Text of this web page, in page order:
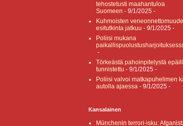
tehostetusti maahantuloa
Suomeen - 9/1/2025 -
Kuhmoisten
esitutkinta jatkuu - 9/1/2025 -
Poliisi mukana
-
Törkeästä pahoinpitelystä
tunnistettu - 9/1/2025 -
Poliisi valvoi matkapuhelimen
autolla ajaessa - 9/1/2025 -
Kansalainen
Münchenin terrori-isku: